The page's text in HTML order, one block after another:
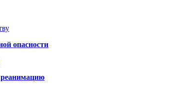
опасности
реанимацию